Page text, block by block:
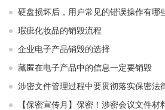
硬盘损坏后，用户常见的错误操作有哪
瑕疵化妆品的销毁流程
企业电子产品销毁的选择
藏匿在电子产品中的信息一定要销毁
涉密文件管理过程中要贯彻落实保密法
【保密宣传月】保密！涉密会议文件材